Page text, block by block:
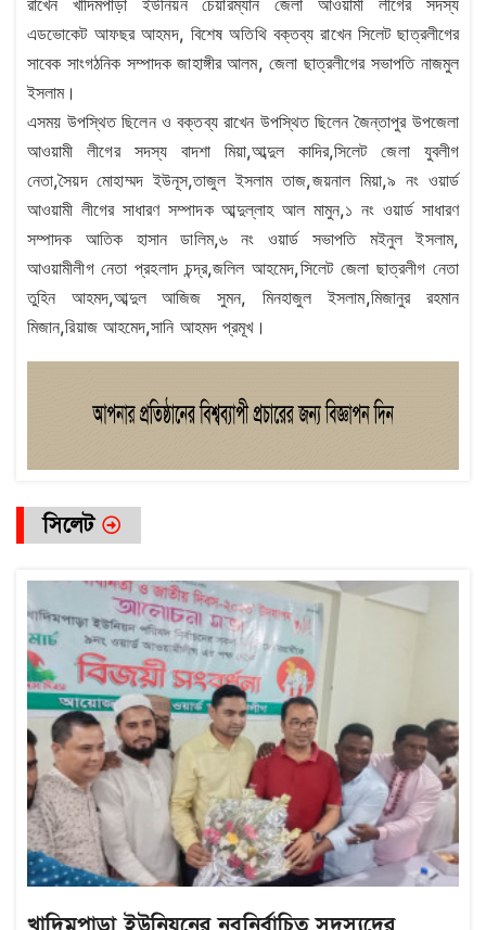
এডভোকেট আফছর আহমদ, বিশেষ অতিথি বক্তব্য রাখেন সিলেট ছাত্রলীগের
সাবেক সাংগঠনিক সম্পাদক জাহাঙ্গীর আলম, জেলা ছাত্রলীগের সভাপতি নাজমুল
ইসলাম।
এসময় উপস্থিত ছিলেন ও বক্তব্য রাখেন উপস্থিত ছিলেন জৈন্তাপুর উপজেলা
আওয়ামী লীগের সদস্য বাদশা মিয়া,আব্দুল কাদির,সিলেট জেলা যুবলীগ
নেতা,সৈয়দ মোহাম্মদ ইউনূস,তাজুল ইসলাম তাজ,জয়নাল মিয়া,৯ নং ওয়ার্ড
আওয়ামী লীগের সাধারণ সম্পাদক আব্দুল্লাহ আল মামুন,১ নং ওয়ার্ড সাধারণ
সম্পাদক আতিক হাসান ডালিম,৬ নং ওয়ার্ড সভাপতি মইনুল ইসলাম,
আওয়ামীলীগ নেতা প্রহলাদ চন্দ্র,জলিল আহমেদ,সিলেট জেলা ছাত্রলীগ নেতা
তুহিন আহমদ,আব্দুল আজিজ সুমন, মিনহাজুল ইসলাম,মিজানুর রহমান
মিজান,রিয়াজ আহমেদ,সানি আহমদ প্রমূখ।
সিলেট